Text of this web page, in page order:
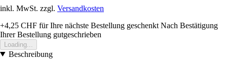
inkl. MwSt. zzgl. Versandkosten
+4,25 CHF für Ihre nächste Bestellung geschenkt Nach Bestätigung
Ihrer Bestellung gutgeschrieben
Loading...
Beschreibung